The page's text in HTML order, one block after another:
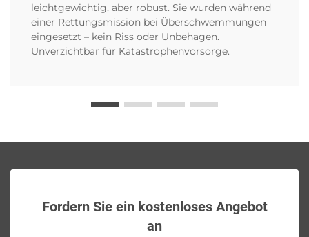
leichtgewichtig, aber robust. Sie wurden während
einer Rettungsmission bei Überschwemmungen
eingesetzt – kein Riss oder Unbehagen.
Unverzichtbar für Katastrophenvorsorge.
Fordern Sie ein kostenloses Angebot
an